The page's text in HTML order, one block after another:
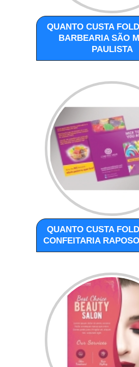
QUANTO CUSTA
BARBEARIA SÃO
PAULISTA
QUANTO CUSTA
CONFEITARIA